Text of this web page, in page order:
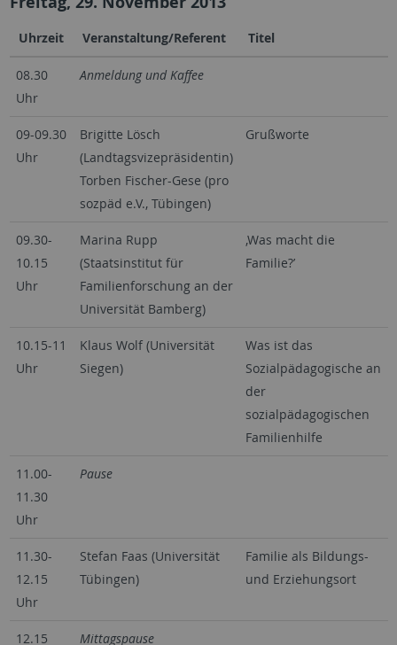
Uhrzeit Veranstaltung/Referent Titel
08.30
Uhr
Anmeldung und Kaffee
09-09.30
Uhr
Brigitte Lösch
(Landtagsvizepräsidentin)
Torben Fischer-Gese (pro
sozpäd e.V., Tübingen)
Grußworte
09.30-
10.15
Uhr
Marina Rupp
(Staatsinstitut für
Familienforschung an der
Universität Bamberg)
‚Was macht die
Familie?’
10.15-11
Uhr
Klaus Wolf (Universität
Siegen)
Was ist das
Sozialpädagogische an
der
sozialpädagogischen
Familienhilfe
11.00-
11.30
Uhr
Pause
11.30-
12.15
Uhr
Stefan Faas (Universität
Tübingen)
Familie als Bildungs-
und Erziehungsort
12.15 Mittagspause